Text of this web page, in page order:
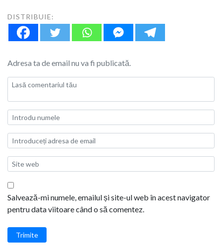
DISTRIBUIE:
Adresa ta de email nu va fi publicată.
Salvează-mi numele, emailul și site-ul web în acest navigator
pentru data viitoare când o să comentez.
Trimite